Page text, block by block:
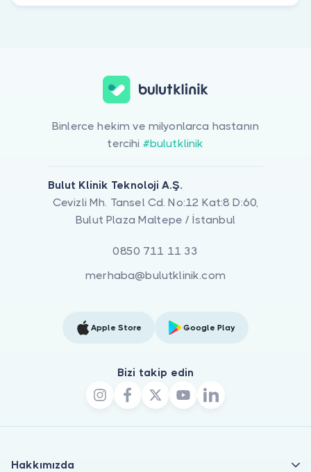
Binlerce hekim ve milyonlarca hastanın
tercihi #bulutklinik
Bulut Klinik Teknoloji A.Ş.
Cevizli Mh. Tansel Cd. No:12 Kat:8 D:60,
Bulut Plaza Maltepe / İstanbul
0850 711 11 33
merhaba@bulutklinik.com
Apple Store Google Play
Bizi takip edin
Hakkımızda